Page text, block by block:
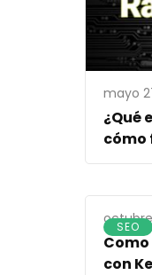
mayo
¿Qué
cómo
SEO
octubre
con